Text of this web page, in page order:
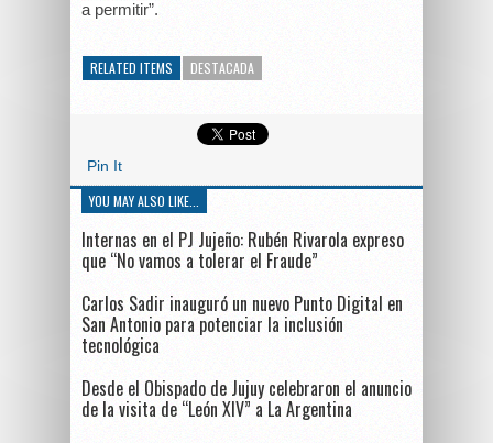
a permitir”.
RELATED ITEMS DESTACADA
Pin It
YOU MAY ALSO LIKE...
Internas en el PJ Jujeño: Rubén Rivarola expreso
que “No vamos a tolerar el Fraude”
Carlos Sadir inauguró un nuevo Punto Digital en
San Antonio para potenciar la inclusión
tecnológica
Desde el Obispado de Jujuy celebraron el anuncio
de la visita de “León XIV” a La Argentina